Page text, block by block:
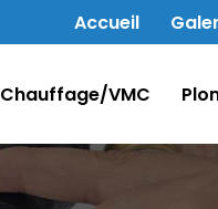
Navigation
Accueil
Chauffage/VMC